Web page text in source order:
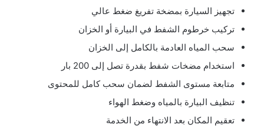
تجهيز السيارة بمضخة تفريغ ضغط عالي
تركيب خرطوم الشفط في البيارة أو الخزان
سحب المياه العادمة بالكامل إلى الخزان
استخدام مضخات شفط بقدرة تصل إلى 200 بار
متابعة مستوى الشفط لضمان سحب كامل للمحتوى
تنظيف البيارة بالمياه وضغط الهواء
تعقيم المكان بعد الانتهاء من الخدمة